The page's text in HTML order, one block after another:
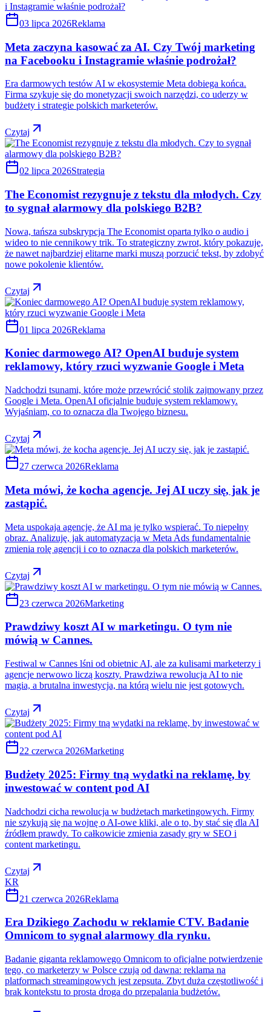
03 lipca 2026Reklama
Meta zaczyna kasować za AI. Czy Twój marketing
na Facebooku i Instagramie właśnie podrożał?
Era darmowych testów AI w ekosystemie Meta dobiega końca.
Firma szykuje się do monetyzacji swoich narzędzi, co uderzy w
budżety i strategie polskich marketerów.
Czytaj
02 lipca 2026Strategia
The Economist rezygnuje z tekstu dla młodych. Czy
to sygnał alarmowy dla polskiego B2B?
Nowa, tańsza subskrypcja The Economist oparta tylko o audio i
wideo to nie cennikowy trik. To strategiczny zwrot, który pokazuje,
że nawet najbardziej elitarne marki muszą porzucić tekst, by zdobyć
nowe pokolenie klientów.
Czytaj
01 lipca 2026Reklama
Koniec darmowego AI? OpenAI buduje system
reklamowy, który rzuci wyzwanie Google i Meta
Nadchodzi tsunami, które może przewrócić stolik zajmowany przez
Google i Meta. OpenAI oficjalnie buduje system reklamowy.
Wyjaśniam, co to oznacza dla Twojego biznesu.
Czytaj
27 czerwca 2026Reklama
Meta mówi, że kocha agencje. Jej AI uczy się, jak je
zastąpić.
Meta uspokaja agencje, że AI ma je tylko wspierać. To niepełny
obraz. Analizuję, jak automatyzacja w Meta Ads fundamentalnie
zmienia rolę agencji i co to oznacza dla polskich marketerów.
Czytaj
23 czerwca 2026Marketing
Prawdziwy koszt AI w marketingu. O tym nie
mówią w Cannes.
Festiwal w Cannes lśni od obietnic AI, ale za kulisami marketerzy i
agencje nerwowo liczą koszty. Prawdziwa rewolucja AI to nie
magia, a brutalna inwestycja, na którą wielu nie jest gotowych.
Czytaj
22 czerwca 2026Marketing
Budżety 2025: Firmy tną wydatki na reklamę, by
inwestować w content pod AI
Nadchodzi cicha rewolucja w budżetach marketingowych. Firmy
nie szykują się na wojnę o AI-owe kliki, ale o to, by stać się dla AI
źródłem prawdy. To całkowicie zmienia zasady gry w SEO i
content marketingu.
Czytaj
KR
21 czerwca 2026Reklama
Era Dzikiego Zachodu w reklamie CTV. Badanie
Omnicom to sygnał alarmowy dla rynku.
Badanie giganta reklamowego Omnicom to oficjalne potwierdzenie
tego, co marketerzy w Polsce czują od dawna: reklama na
platformach streamingowych jest zepsuta. Zbyt duża częstotliwość i
brak kontekstu to prosta droga do przepalania budżetów.